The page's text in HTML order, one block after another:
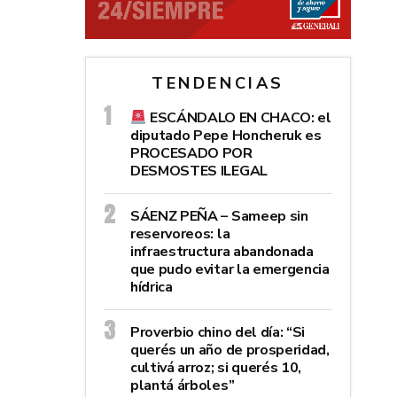
TENDENCIAS
ESCÁNDALO EN CHACO: el
diputado Pepe Honcheruk es
PROCESADO POR
DESMOSTES ILEGAL
SÁENZ PEÑA – Sameep sin
reservoreos: la
infraestructura abandonada
que pudo evitar la emergencia
hídrica
Proverbio chino del día: “Si
querés un año de prosperidad,
cultivá arroz; si querés 10,
plantá árboles”